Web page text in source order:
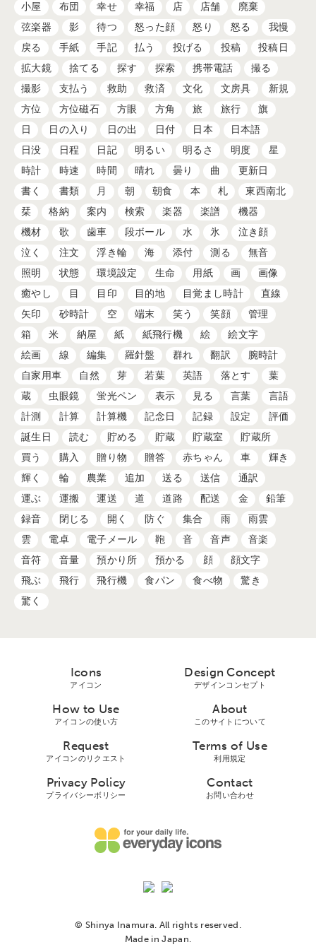
小屋
布団 幸せ 幸福 店 店舗
廃棄
弦楽器
影 待つ 怒った顔 怒り 怒る
我慢
戻る
手紙 手記 払う 投げる 投稿
投稿日
拡大鏡
捨てる 探す 探索 携帯電話
撮る
撮影
支払う 救助 救済 文化 文房具
新規
方位
方位磁石 方眼 方角 旅 旅行
旗
日
日の入り 日の出 日付 日本
日本語
日没
日程 日記 明るい 明るさ 明度
星
時計
時速 時間 晴れ 曇り 曲
更新日
書く
書類 月 朝 朝食 本 札
東西南北
栞
格納 案内 検索 楽器 楽譜
機器
機材
歌 歯車 段ボール 水 氷
泣き顔
泣く
注文 浮き輪 海 添付 測る
無音
照明
状態 環境設定 生命 用紙 画
画像
癒やし
目 目印 目的地 目覚まし時計
直線
矢印
砂時計 空 端末 笑う 笑顔
管理
箱
米 納屋 紙 紙飛行機 絵
絵文字
絵画
線 編集 羅針盤 群れ 翻訳
腕時計
自家用車
自然 芽 若葉 英語 落とす
葉
蔵
虫眼鏡 蛍光ペン 表示 見る 言葉
言語
計測
計算 計算機 記念日 記録 設定
評価
誕生日
読む 貯める 貯蔵 貯蔵室
貯蔵所
買う
購入 贈り物 贈答 赤ちゃん 車
輝き
輝く
輪 農業 追加 送る 送信
通訳
運ぶ
運搬 運送 道 道路 配送 金
鉛筆
録音
閉じる 開く 防ぐ 集合 雨
雨雲
雲
電卓 電子メール 鞄 音 音声
音楽
音符
音量 預かり所 預かる 顔
顔文字
飛ぶ
飛行 飛行機 食パン 食べ物
驚き
驚く
Icons
アイコン
Design Concept
デザインコンセプト
How to Use
アイコンの使い方
About
このサイトについて
Request
アイコンのリクエスト
Terms of Use
利用規定
Privacy Policy
プライバシーボリシー
Contact
お問い合わせ
© Shinya Inamura. All rights reserved.
Made in Japan.